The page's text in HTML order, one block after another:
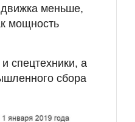
меньше,
мощность
спецтехники, а
сбора